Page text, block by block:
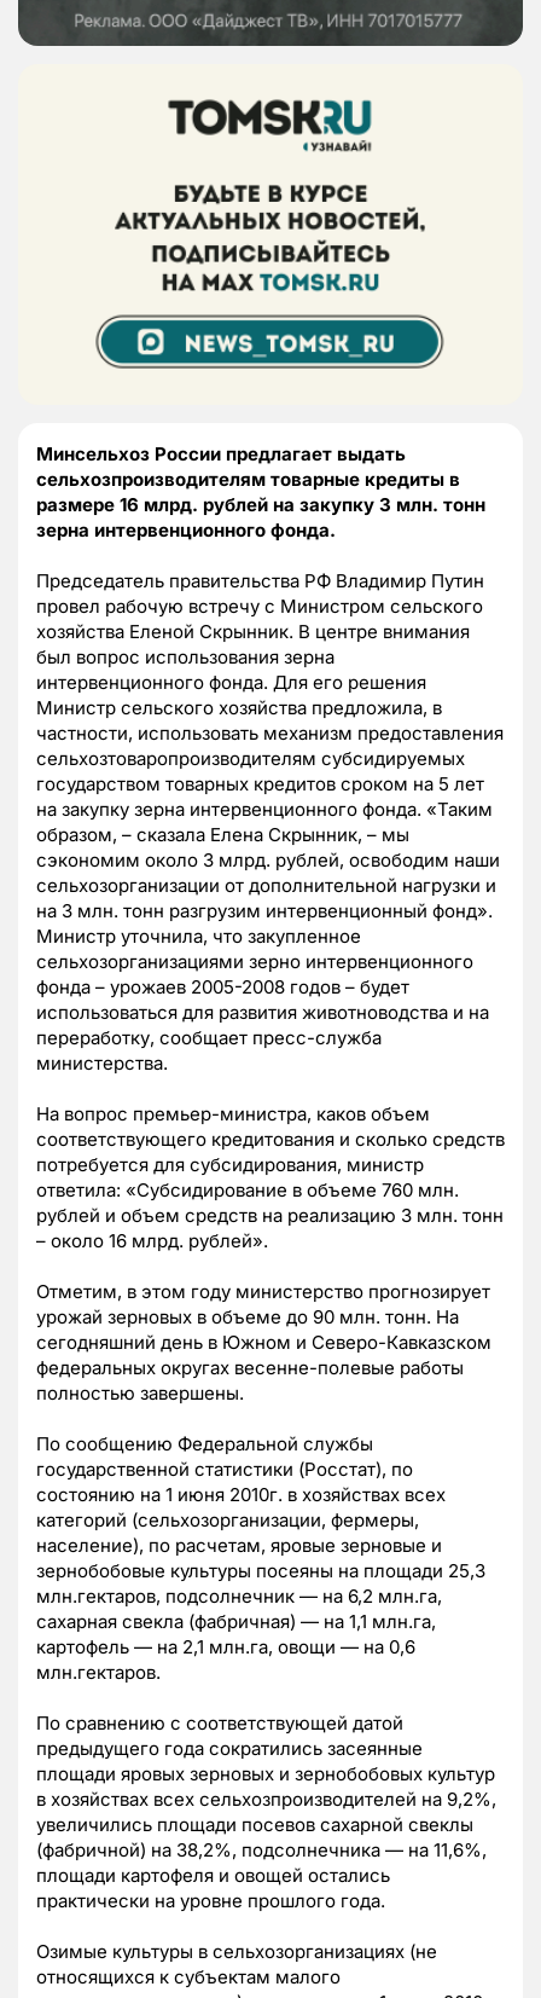
Минсельхоз России предлагает выдать
сельхозпроизводителям товарные кредиты в
размере 16 млрд. рублей на закупку 3 млн. тонн
зерна интервенционного фонда.
Председатель правительства РФ Владимир Путин
провел рабочую встречу с Министром сельского
хозяйства Еленой Скрынник. В центре внимания
был вопрос использования зерна
интервенционного фонда. Для его решения
Министр сельского хозяйства предложила, в
частности, использовать механизм предоставления
сельхозтоваропроизводителям субсидируемых
государством товарных кредитов сроком на 5 лет
на закупку зерна интервенционного фонда. «Таким
образом, – сказала Елена Скрынник, – мы
сэкономим около 3 млрд. рублей, освободим наши
сельхозорганизации от дополнительной нагрузки и
на 3 млн. тонн разгрузим интервенционный фонд».
Министр уточнила, что закупленное
сельхозорганизациями зерно интервенционного
фонда – урожаев 2005-2008 годов – будет
использоваться для развития животноводства и на
переработку, сообщает пресс-служба
министерства.
На вопрос премьер-министра, каков объем
соответствующего кредитования и сколько средств
потребуется для субсидирования, министр
ответила: «Субсидирование в объеме 760 млн.
рублей и объем средств на реализацию 3 млн. тонн
– около 16 млрд. рублей».
Отметим, в этом году министерство прогнозирует
урожай зерновых в объеме до 90 млн. тонн. На
сегодняшний день в Южном и Северо-Кавказском
федеральных округах весенне-полевые работы
полностью завершены.
По сообщению Федеральной службы
государственной статистики (Росстат), по
состоянию на 1 июня 2010г. в хозяйствах всех
категорий (сельхозорганизации, фермеры,
население), по расчетам, яровые зерновые и
зернобобовые культуры посеяны на площади 25,3
млн.гектаров, подсолнечник — на 6,2 млн.га,
сахарная свекла (фабричная) — на 1,1 млн.га,
картофель — на 2,1 млн.га, овощи — на 0,6
млн.гектаров.
По сравнению с соответствующей датой
предыдущего года сократились засеянные
площади яровых зерновых и зернобобовых культур
в хозяйствах всех сельхозпроизводителей на 9,2%,
увеличились площади посевов сахарной свеклы
(фабричной) на 38,2%, подсолнечника — на 11,6%,
площади картофеля и овощей остались
практически на уровне прошлого года.
Озимые культуры в сельхозорганизациях (не
относящихся к субъектам малого